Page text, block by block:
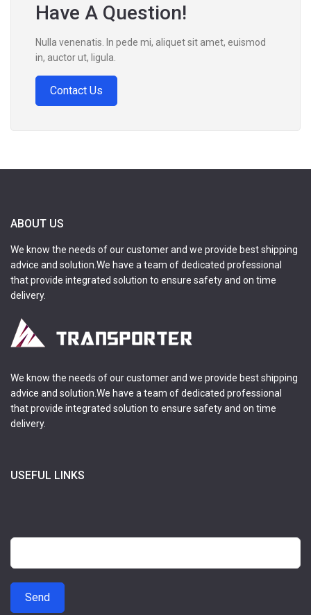
Have A Question!
Nulla venenatis. In pede mi, aliquet sit amet, euismod
in, auctor ut, ligula.
Contact Us
ABOUT US
We know the needs of our customer and we provide best shipping
advice and solution.We have a team of dedicated professional
that provide integrated solution to ensure safety and on time
delivery.
We know the needs of our customer and we provide best shipping
advice and solution.We have a team of dedicated professional
that provide integrated solution to ensure safety and on time
delivery.
USEFUL LINKS